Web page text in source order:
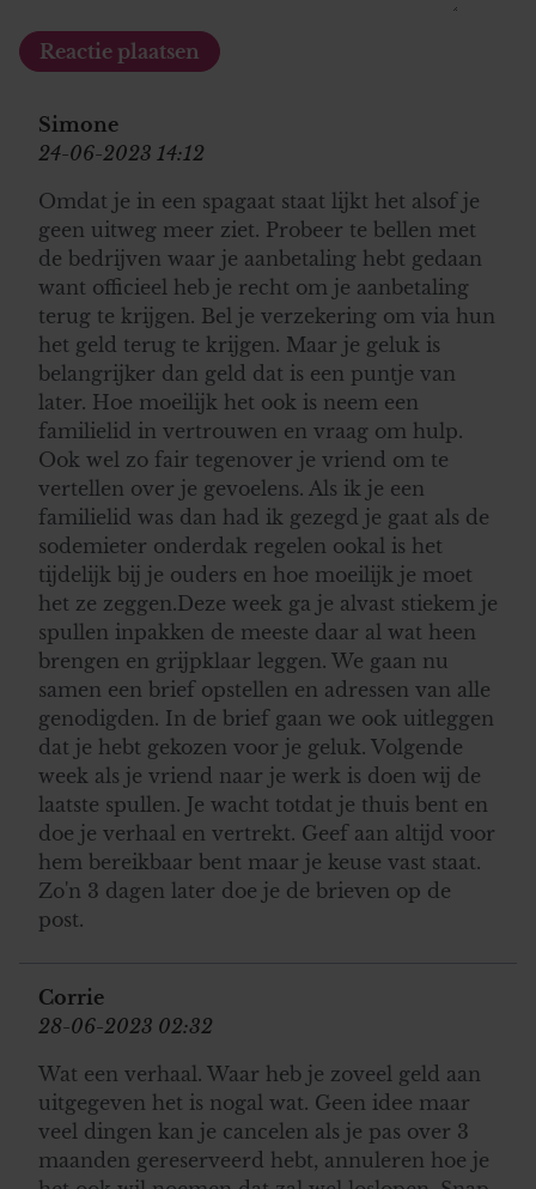
Simone
24-06-2023 14:12
Omdat je in een spagaat staat lijkt het alsof je
geen uitweg meer ziet. Probeer te bellen met
de bedrijven waar je aanbetaling hebt gedaan
want officieel heb je recht om je aanbetaling
terug te krijgen. Bel je verzekering om via hun
het geld terug te krijgen. Maar je geluk is
belangrijker dan geld dat is een puntje van
later. Hoe moeilijk het ook is neem een
familielid in vertrouwen en vraag om hulp.
Ook wel zo fair tegenover je vriend om te
vertellen over je gevoelens. Als ik je een
familielid was dan had ik gezegd je gaat als de
sodemieter onderdak regelen ookal is het
tijdelijk bij je ouders en hoe moeilijk je moet
het ze zeggen.Deze week ga je alvast stiekem je
spullen inpakken de meeste daar al wat heen
brengen en grijpklaar leggen. We gaan nu
samen een brief opstellen en adressen van alle
genodigden. In de brief gaan we ook uitleggen
dat je hebt gekozen voor je geluk. Volgende
week als je vriend naar je werk is doen wij de
laatste spullen. Je wacht totdat je thuis bent en
doe je verhaal en vertrekt. Geef aan altijd voor
hem bereikbaar bent maar je keuse vast staat.
Zo'n 3 dagen later doe je de brieven op de
post.
Corrie
28-06-2023 02:32
Wat een verhaal. Waar heb je zoveel geld aan
uitgegeven het is nogal wat. Geen idee maar
veel dingen kan je cancelen als je pas over 3
maanden gereserveerd hebt, annuleren hoe je